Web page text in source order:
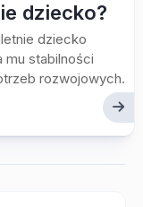
dziecko?
dziecko
mu stabilności
rozwojowych.